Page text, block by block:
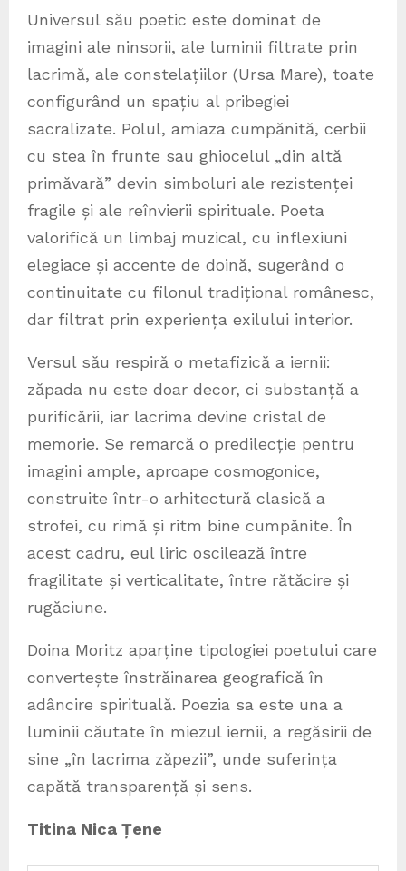
Universul său poetic este dominat de
imagini ale ninsorii, ale luminii filtrate prin
lacrimă, ale constelațiilor (Ursa Mare), toate
configurând un spațiu al pribegiei
sacralizate. Polul, amiaza cumpănită, cerbii
cu stea în frunte sau ghiocelul „din altă
primăvară” devin simboluri ale rezistenței
fragile și ale reînvierii spirituale. Poeta
valorifică un limbaj muzical, cu inflexiuni
elegiace și accente de doină, sugerând o
continuitate cu filonul tradițional românesc,
dar filtrat prin experiența exilului interior.
Versul său respiră o metafizică a iernii:
zăpada nu este doar decor, ci substanță a
purificării, iar lacrima devine cristal de
memorie. Se remarcă o predilecție pentru
imagini ample, aproape cosmogonice,
construite într-o arhitectură clasică a
strofei, cu rimă și ritm bine cumpănite. În
acest cadru, eul liric oscilează între
fragilitate și verticalitate, între rătăcire și
rugăciune.
Doina Moritz aparține tipologiei poetului care
convertește înstrăinarea geografică în
adâncire spirituală. Poezia sa este una a
luminii căutate în miezul iernii, a regăsirii de
sine „în lacrima zăpezii”, unde suferința
capătă transparență și sens.
Titina Nica Țene